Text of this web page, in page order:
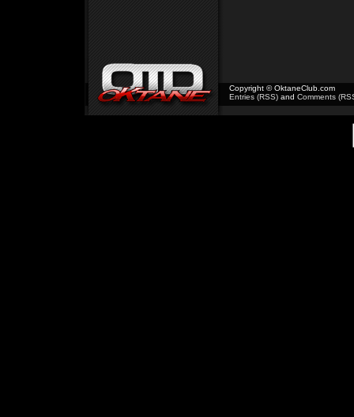
Copyright © OktaneClub.com
Entries (RSS)and Comments